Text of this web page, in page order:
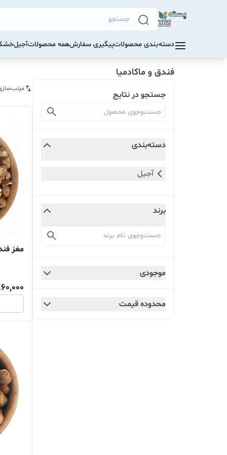
دسته‌بندی محصولاتپیگیری سفارشهمه محصولاتآجیل
فندق و ماکادمیا
جستجو در نتایج
دسته‌بندی
آجیل
برند
موجودی
محدوده قیمت
مغز